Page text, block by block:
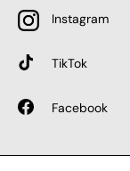
Instagram
TikTok
Facebook